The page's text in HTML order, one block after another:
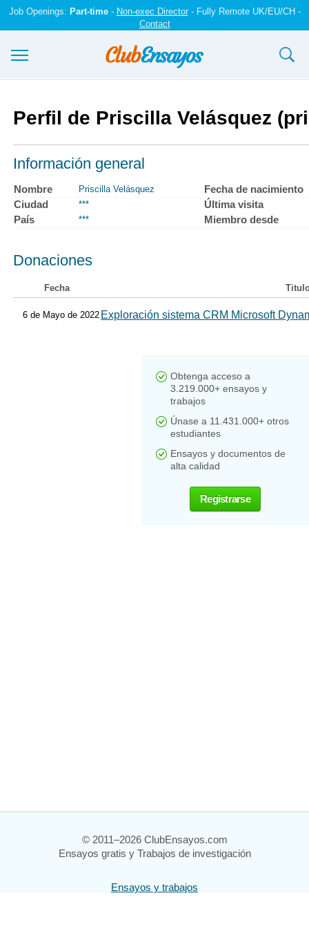
Job Openings: Part-time- Non-exec Director- Fully Remote UK/EU/CH -
Contact
Registrarse
Iniciar sesión
Contáctenos
Perfil de Priscilla Velásquez
Información general
Nombre Priscilla Velásquez
Fecha de nacimiento
Ciudad
***
Última visita
País
*** Miembro desde
Donaciones
Fecha
6 de Mayo de 2022 Exploración sistema CRM Microsoft
Obtenga acceso a
3.219.000+ ensayos y
trabajos
Únase a 11.431.000+ otros
estudiantes
Ensayos y documentos de
alta calidad
Registrarse
© 2011–2026 ClubEnsayos.com
Ensayos gratis y Trabajos de investigación
Ensayos y trabajos